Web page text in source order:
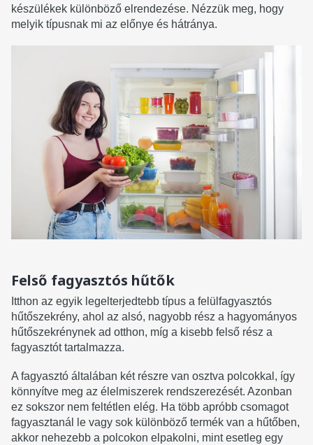
készülékek különböző elrendezése. Nézzük meg, hogy
melyik típusnak mi az előnye és hátránya.
Felső fagyasztós hűtők
Itthon az egyik legelterjedtebb típus a felülfagyasztós
hűtőszekrény, ahol az alsó, nagyobb rész a hagyományos
hűtőszekrénynek ad otthon, míg a kisebb felső rész a
fagyasztót tartalmazza.
A fagyasztó általában két részre van osztva polcokkal, így
könnyítve meg az élelmiszerek rendszerezését. Azonban
ez sokszor nem feltétlen elég. Ha több apróbb csomagot
fagyasztanál le vagy sok különböző termék van a hűtőben,
akkor nehezebb a polcokon elpakolni, mint esetleg egy